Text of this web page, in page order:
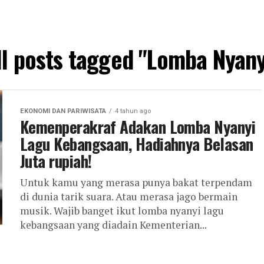
posts tagged "Lomba
EKONOMI DAN PARIWISATA 4 tahun ago
Kemenperakraf Adakan Lomba Nyanyi
Lagu Kebangsaan, Hadiahnya Belasan
Juta rupiah!
Untuk kamu yang merasa punya bakat terpendam
di dunia tarik suara. Atau merasa jago bermain
musik. Wajib banget ikut lomba nyanyi lagu
kebangsaan yang diadain Kementerian...